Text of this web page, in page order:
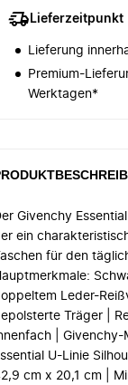
Lieferzeitpunkt
Lieferung
Premium-
Werktagen*
Givenchy
ein
Taschen für den
Leder-
Träger |
| Givenchy-
U-Linie
cm x 20,1 cm |